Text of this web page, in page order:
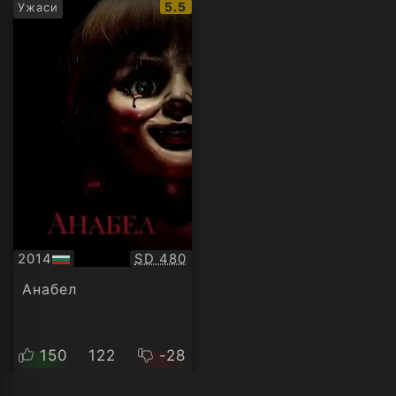
Ужаси
IMDb
рейтинг:
5.5
2014
БГ
аудио
Качество:
SD 480
Анабел
150 122 -28